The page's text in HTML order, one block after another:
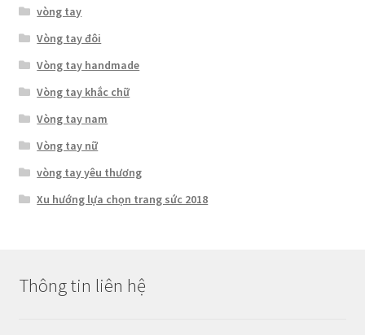
vòng tay
Vòng tay đôi
Vòng tay handmade
Vòng tay khắc chữ
Vòng tay nam
Vòng tay nữ
vòng tay yêu thương
Xu hướng lựa chọn trang sức 2018
Thông tin liên hệ